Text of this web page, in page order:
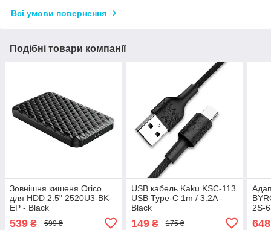
Всі умови повернення
Подібні товари компанії
Зовнішня кишеня Orico
для HDD 2.5" 2520U3-BK-
EP - Black
539 ₴ 599 ₴
USB кабель Kaku KSC-113
USB Type-C 1m / 3.2A -
Black
149₴ 175 ₴
2S-
648